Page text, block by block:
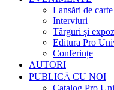
Lansări de carte
Interviuri
Târguri și
Editura Pro
Conferințe
AUTORI
PUBLICĂ CU NOI
Catalog Pro